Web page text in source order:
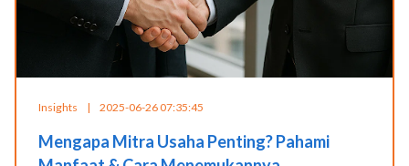
Insights | 2025-06-26 07:35:45
Mengapa Mitra Usaha Penting? Pahami